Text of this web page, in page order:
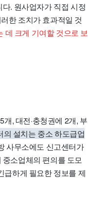
. 원사업자가 직접 시정
한 조치가 효과적일 것
데 크게 기여할 것으로 보
, 대전·충청권에 2개, 부
의 설치는 중소 하도급업
사무소에도 신고센터가
소업체의 편의를 도모
급하게 필요한 정보를 제